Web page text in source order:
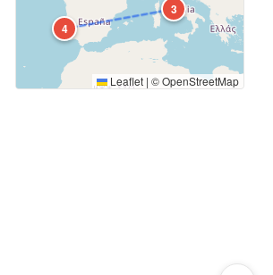
3
4
Leaflet | ©OpenStreetMap